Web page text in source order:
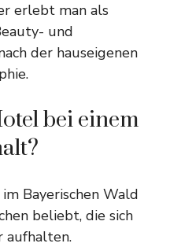
erlebt man als
und
der hauseigenen
bei einem
Bayerischen Wald
beliebt, die sich
aufhalten.